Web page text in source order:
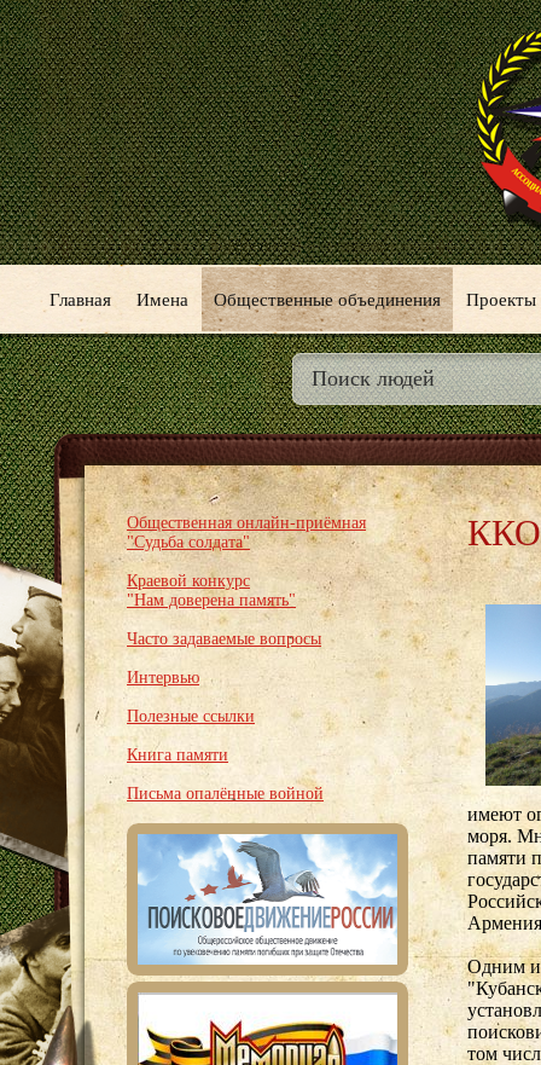
Главная Имена Общественные объединения Проекты
Общественная онлайн-приёмная
"Судьба солдата"
Краевой конкурс
"Нам доверена память"
Часто задаваемые вопросы
Интервью
Полезные ссылки
Книга памяти
Письма опалённые войной
имеют
моря.
памяти
Одним
том